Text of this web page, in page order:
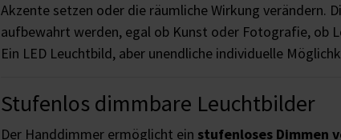
Akzente setzen oder die räumliche Wirkung verändern.
aufbewahrt werden, egal ob Kunst oder Fotografie, ob
Ein LED Leuchtbild, aber unendliche individuelle
Stufenlos dimmbare Leuchtbilder
Der Handdimmer ermöglicht ein stufenloses Dimmen